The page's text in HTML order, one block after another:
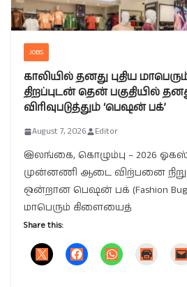
JOBS
காலியில் தனது புதிய
திறப்புடன் தென் பகுதியில்
விரிவுபடுத்தும் ‘பெஷன் பக்’
August 7, 2026 Editor
இலங்கை, கொழும்பு – 2026
முன்னணி ஆடை விற்பனை
ஒன்றான பெஷன் பக் (Fashion
மாபெரும் கிளையைத்
Share this: